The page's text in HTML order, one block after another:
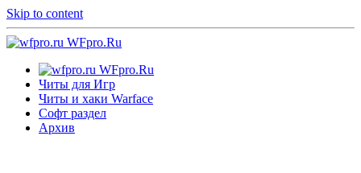
Skip to content
WFpro.Ru
WFpro.Ru
Читы для Игр
Читы и хаки Warface
Софт раздел
Архив